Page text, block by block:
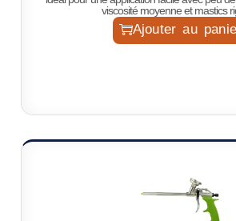
viscosité moyenne et mastics
Ajouter au